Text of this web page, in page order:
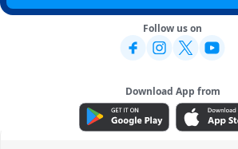
Follow us on
Download App from
ADVERTISEMENT